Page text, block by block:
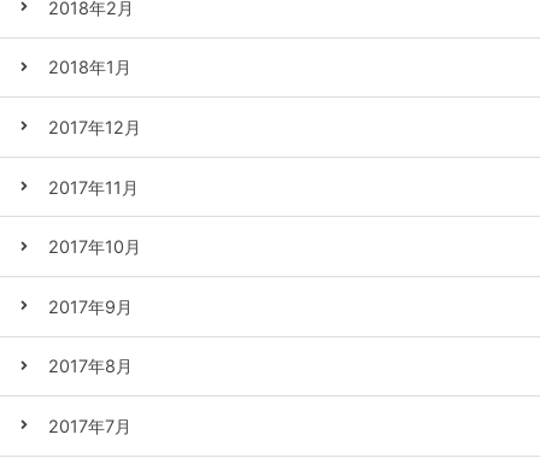
2018年2月
2018年1月
2017年12月
2017年11月
2017年10月
2017年9月
2017年8月
2017年7月